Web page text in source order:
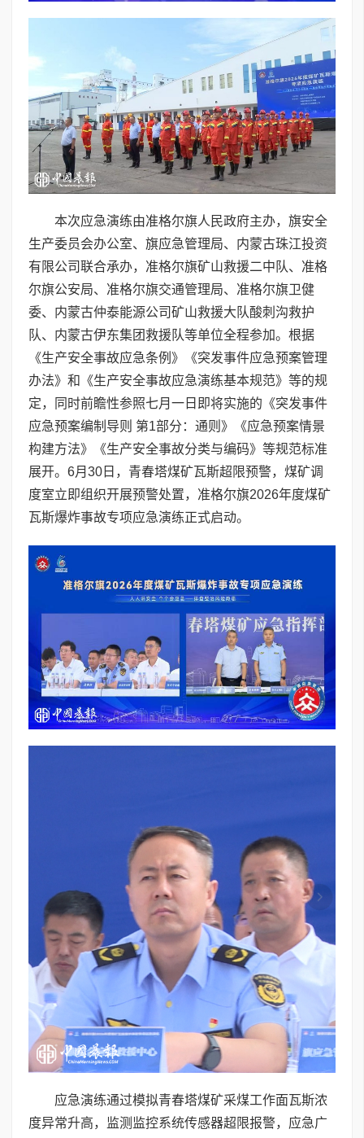
本次应急演练由准格尔旗人民政府主办，旗安全
生产委员会办公室、旗应急管理局、内蒙古珠江投资
有限公司联合承办，准格尔旗矿山救援二中队、准格
尔旗公安局、准格尔旗交通管理局、准格尔旗卫健
委、内蒙古仲泰能源公司矿山救援大队酸刺沟救护
队、内蒙古伊东集团救援队等单位全程参加。根据
《生产安全事故应急条例》《突发事件应急预案管理
办法》和《生产安全事故应急演练基本规范》等的规
定，同时前瞻性参照七月一日即将实施的《突发事件
应急预案编制导则 第1部分：通则》《应急预案情景
构建方法》《生产安全事故分类与编码》等规范标准
展开。6月30日，青春塔煤矿瓦斯超限预警，煤矿调
度室立即组织开展预警处置，准格尔旗2026年度煤矿
瓦斯爆炸事故专项应急演练正式启动。
应急演练通过模拟青春塔煤矿采煤工作面瓦斯浓
度异常升高，监测监控系统传感器超限报警，应急广